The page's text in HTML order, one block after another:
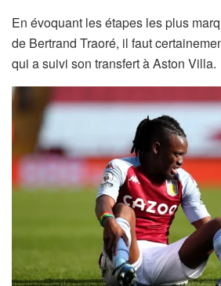
En évoquant les étapes les plus
de Bertrand Traoré, il faut
qui a suivi son transfert à Aston Villa.